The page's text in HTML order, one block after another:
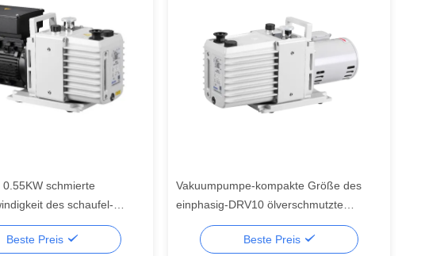
0.55KW schmierte
des schaufel-
Doppelstadiums-16
Beste Preis
Vakuumpumpe-kompakte Größe des
einphasig-DRV10 ölverschmutzte
lärmarm
Beste Preis